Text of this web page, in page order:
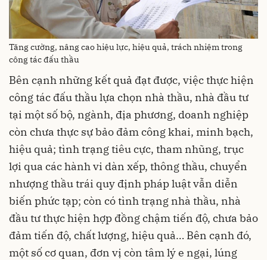
Tăng cường, nâng cao hiệu lực, hiệu quả, trách nhiệm trong
công tác đấu thầu
Bên cạnh những kết quả đạt được, việc thực hiện
công tác đấu thầu lựa chọn nhà thầu, nhà đầu tư
tại một số bộ, ngành, địa phương, doanh nghiệp
còn chưa thực sự bảo đảm công khai, minh bạch,
hiệu quả; tình trạng tiêu cực, tham nhũng, trục
lợi qua các hành vi dàn xếp, thông thầu, chuyển
nhượng thầu trái quy định pháp luật vẫn diễn
biến phức tạp; còn có tình trạng nhà thầu, nhà
đầu tư thực hiện hợp đồng chậm tiến độ, chưa bảo
đảm tiến độ, chất lượng, hiệu quả… Bên cạnh đó,
một số cơ quan, đơn vị còn tâm lý e ngại, lúng